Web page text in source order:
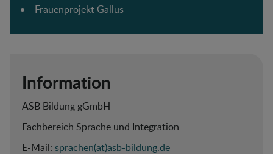
Frauenprojekt Gallus
Information
ASB Bildung gGmbH
Fachbereich Sprache und Integration
E-Mail: sprachen(at)asb-bildung.de